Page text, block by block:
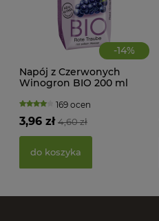
-14%
Napój z Czerwonych
Winogron BIO 200 ml
169 ocen
4,60 zł
3,96 zł
do koszyka